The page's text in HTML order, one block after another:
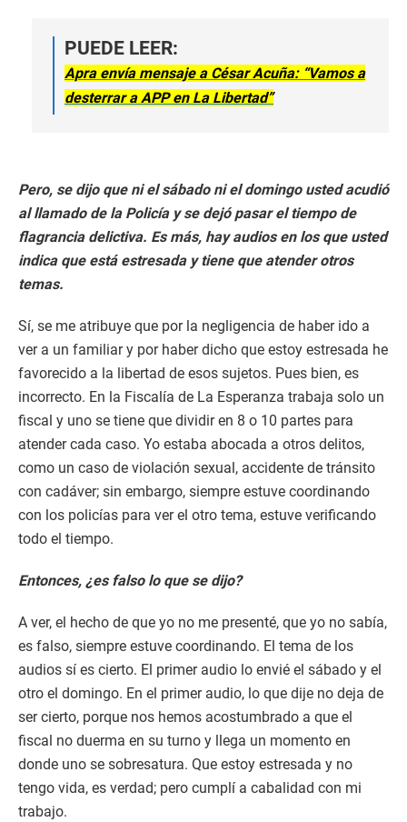
PUEDE LEER:
Apra envía mensaje a César Acuña: “Vamos a
desterrar a APP en La Libertad”
Pero, se dijo que ni el sábado ni el domingo usted acudió
al llamado de la Policía y se dejó pasar el tiempo de
flagrancia delictiva. Es más, hay audios en los que usted
indica que está estresada y tiene que atender otros
temas.
Sí, se me atribuye que por la negligencia de haber ido a
ver a un familiar y por haber dicho que estoy estresada he
favorecido a la libertad de esos sujetos. Pues bien, es
incorrecto. En la Fiscalía de La Esperanza trabaja solo un
fiscal y uno se tiene que dividir en 8 o 10 partes para
atender cada caso. Yo estaba abocada a otros delitos,
como un caso de violación sexual, accidente de tránsito
con cadáver; sin embargo, siempre estuve coordinando
con los policías para ver el otro tema, estuve verificando
todo el tiempo.
Entonces, ¿es falso lo que se dijo?
A ver, el hecho de que yo no me presenté, que yo no sabía,
es falso, siempre estuve coordinando. El tema de los
audios sí es cierto. El primer audio lo envié el sábado y el
otro el domingo. En el primer audio, lo que dije no deja de
ser cierto, porque nos hemos acostumbrado a que el
fiscal no duerma en su turno y llega un momento en
donde uno se sobresatura. Que estoy estresada y no
tengo vida, es verdad; pero cumplí a cabalidad con mi
trabajo.